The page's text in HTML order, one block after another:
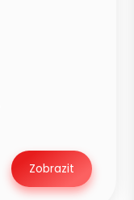
Zobrazit